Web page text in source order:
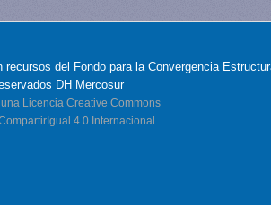
recursos del Fondo para la Convergencia
DH Mercosur
Licencia Creative Commons
4.0 Internacional.